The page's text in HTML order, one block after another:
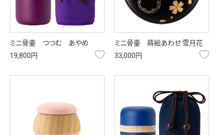
ミニ骨壷 つつむ あやめ
19,800円
お気に入り
ミニ骨壷 蒔絵あわせ 雪月花
33,000円